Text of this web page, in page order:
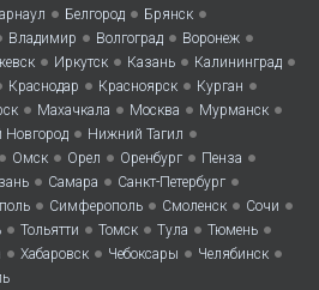
• Белгород • Брянск •
Владимир • Волгоград • Воронеж •
• Иркутск • Казань • Калининград •
Краснодар • Красноярск • Курган •
• Махачкала • Москва • Мурманск •
• Нижний Тагил •
• Омск • Орел • Оренбург • Пенза •
• Самара • Санкт-Петербург •
• Симферополь • Смоленск • Сочи •
• Тольятти • Томск • Тула • Тюмень •
• Хабаровск • Чебоксары • Челябинск •